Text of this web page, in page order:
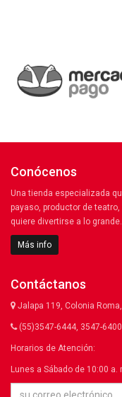
Conócenos
Una tienda especializada
payaso, productor de
quiere divertirse a lo grande.
Más info
Contáctanos
Jalapa 119, Colonia
(55)3547-6444, 3547-
Horarios de Atención:
Lunes a Sábado de 10:00 a.